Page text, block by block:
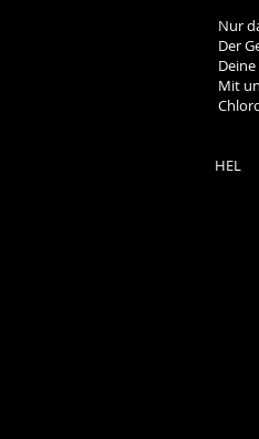
Nur das
Der
Deine Wärme,
Mit und
HEL